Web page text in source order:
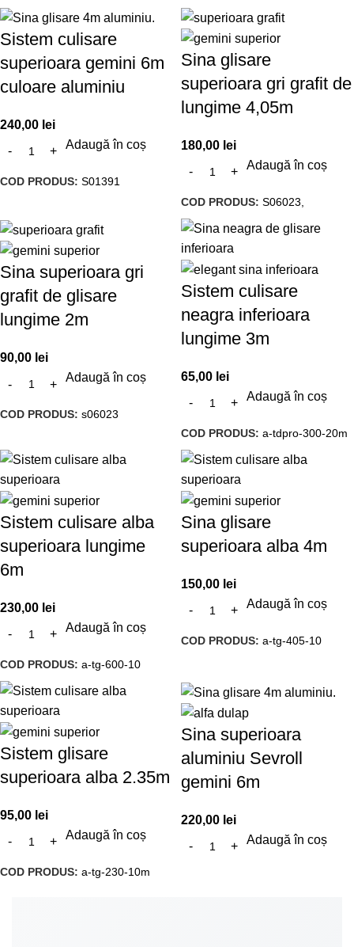
Sistem culisare
superioara gemini 6m
culoare aluminiu
240,00 lei
Adaugă în coș
COD PRODUS: S01391
Sina glisare
superioara gri grafit de
lungime 4,05m
180,00 lei
Adaugă în coș
COD PRODUS: S06023,
Sina superioara gri
grafit de glisare
lungime 2m
90,00 lei
Adaugă în coș
COD PRODUS: s06023
Sistem culisare
neagra inferioara
lungime 3m
65,00 lei
Adaugă în coș
COD PRODUS: a-tdpro-300-20m
Sistem culisare alba
superioara lungime
6m
230,00 lei
Adaugă în coș
COD PRODUS: a-tg-600-10
Sina glisare
superioara alba 4m
150,00 lei
Adaugă în coș
COD PRODUS: a-tg-405-10
Sistem glisare
superioara alba 2.35m
95,00 lei
Adaugă în coș
COD PRODUS: a-tg-230-10m
Sina superioara
aluminiu Sevroll
gemini 6m
220,00 lei
Adaugă în coș